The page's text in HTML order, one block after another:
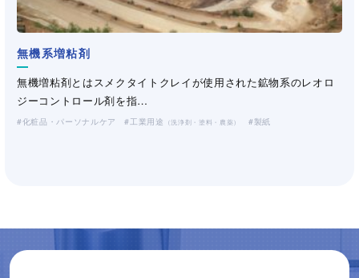
無機系増粘剤
無機増粘剤とはスメクタイトクレイが使用された鉱物系のレオロ
ジーコントロール剤を指…
化粧品・パーソナルケア 工業用途 （洗浄剤・塗料・農薬） 製紙